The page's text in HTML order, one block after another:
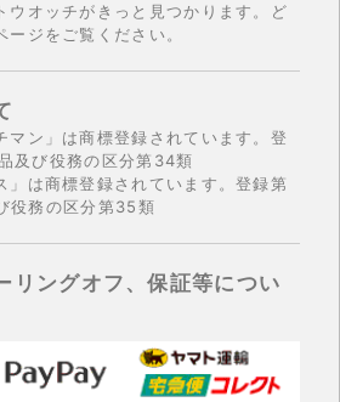
ウオッチがきっと見つかります。ど
ジをご覧ください。
マン」は商標登録されています。登
及び役務の区分第34類
」は商標登録されています。登録第
役務の区分第35類
リングオフ、保証等につい